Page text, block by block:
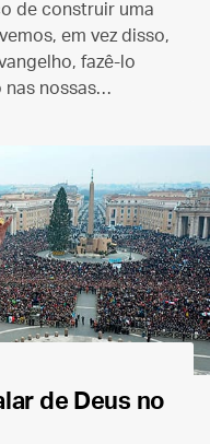
de construir uma
em vez disso,
fazê-lo
nossas
de Deus no